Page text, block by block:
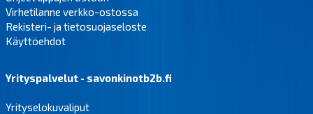
Virhetilanne verkko-ostossa
Rekisteri- ja tietosuojaseloste
Käyttöehdot
Yrityspalvelut - savonkinotb2b.fi
Yrityselokuvaliput